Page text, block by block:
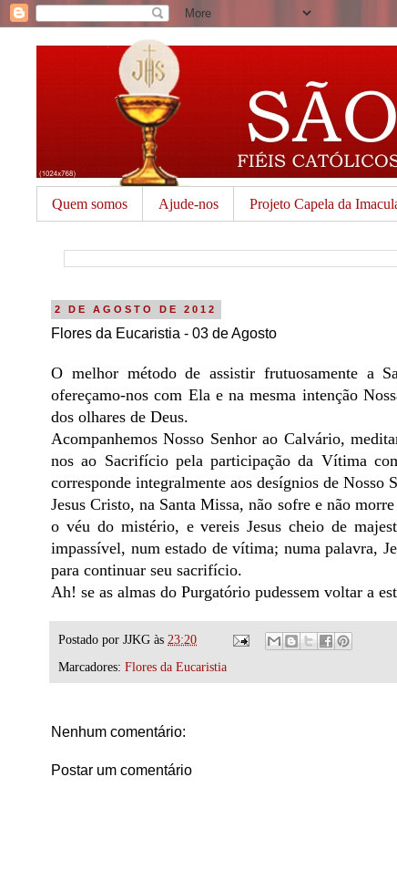
Quem somos Ajude-nos Projeto Capela da
2 DE AGOSTO DE 2012
Flores da Eucaristia - 03 de Agosto
O melhor método de assistir frutuosamente a
ofereçamo-nos com Ela e na mesma intenção
dos olhares de Deus.
Acompanhemos Nosso Senhor ao Calvário,
nos ao Sacrifício pela participação da Vítima
corresponde integralmente aos desígnios de Nosso
Jesus Cristo, na Santa Missa, não sofre e não
o véu do mistério, e vereis Jesus cheio de
impassível, num estado de vítima; numa palavra,
para continuar seu sacrifício.
Ah! se as almas do Purgatório pudessem voltar a
Postado por JJKG às 23:20
Marcadores: Flores da Eucaristia
Nenhum comentário:
Postar um comentário